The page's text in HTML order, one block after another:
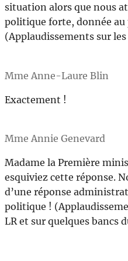
situation alors que nous
politique forte, donnée au
(Applaudissements sur
Mme Anne-Laure Blin
Exactement !
Mme Annie Genevard
Madame la Première
esquiviez cette réponse.
d’une réponse
politique !
LR et sur quelques bancs